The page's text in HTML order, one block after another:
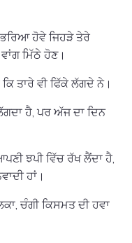
ਹੋਵੇ ਜਿਹੜੇ ਤੇਰੇ
ਮਿੱਠੇ ਹੋਣ।
ਤਾਰੇ ਵੀ ਫਿੱਕੇ ਲੱਗਦੇ ਨੇ।
ਹੈ, ਪਰ ਅੱਜ ਦਾ ਦਿਨ
ਝਪੀ ਵਿੱਚ ਰੱਖ ਲੈਂਦਾ ਹੈ,
ਹਾਂ।
ਚੰਗੀ ਕਿਸਮਤ ਦੀ ਹਵਾ